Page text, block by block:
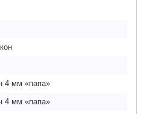
4 мм «папа»
4 мм «папа»